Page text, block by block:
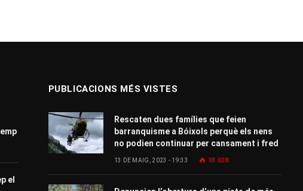
el
PUBLICACIONS MÉS VISTES
Rescaten dues famílies que feien
barranquisme a Bóixols perquè els nens
no podien continuar per cansament i fred
13 DE MAIG, 2023 - 19:33 18.028